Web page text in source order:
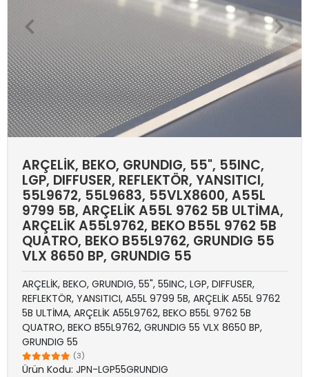
ARÇELİK, BEKO, GRUNDIG, 55", 55INC,
LGP, DIFFUSER, REFLEKTÖR, YANSITICI,
55L9672, 55L9683, 55VLX8600, A55L
9799 5B, ARÇELİK A55L 9762 5B ULTİMA,
ARÇELİK A55L9762, BEKO B55L 9762 5B
QUATRO, BEKO B55L9762, GRUNDIG 55
VLX 8650 BP, GRUNDIG 55
ARÇELİK, BEKO, GRUNDIG, 55", 55INC, LGP, DIFFUSER,
REFLEKTÖR, YANSITICI, A55L 9799 5B, ARÇELİK A55L 9762
5B ULTİMA, ARÇELİK A55L9762, BEKO B55L 9762 5B
QUATRO, BEKO B55L9762, GRUNDIG 55 VLX 8650 BP,
GRUNDIG 55
(3)
Ürün Kodu: JPN-LGP55GRUNDIG